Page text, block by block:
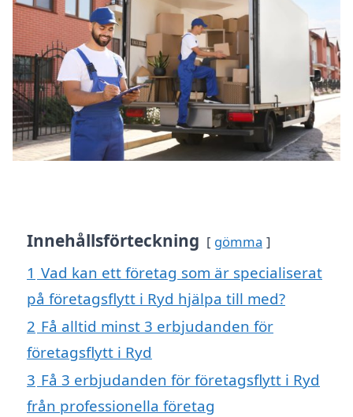
Innehållsförteckning gömma
1 Vad kan ett företag som är specialiserat
på företagsflytt i Ryd hjälpa till med?
2 Få alltid minst 3 erbjudanden för
företagsflytt i Ryd
3 Få 3 erbjudanden för företagsflytt i Ryd
från professionella företag